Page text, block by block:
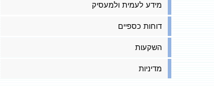
מידע לעמית ולמעסיק
דוחות כספיים
השקעות
מדיניות